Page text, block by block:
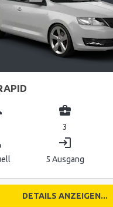
business_center
3
login
5 Ausgang
DETAILS ANZEIGEN...